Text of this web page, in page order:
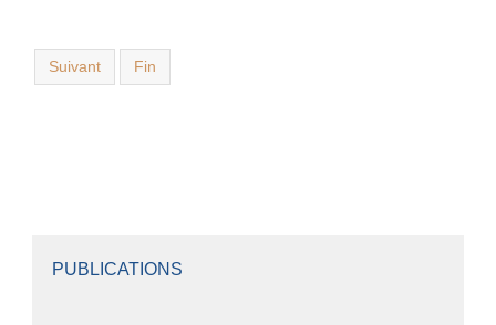
Suivant Fin
PUBLICATIONS